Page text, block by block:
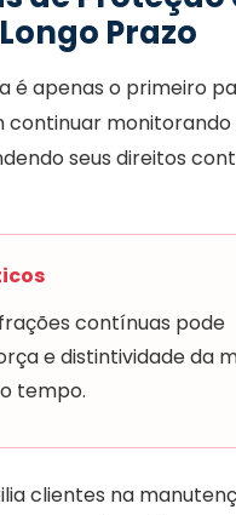
Prazo
é apenas o primeiro
continuar monitorando
seus direitos
contínuas pode
e distintividade da
tempo.
clientes na